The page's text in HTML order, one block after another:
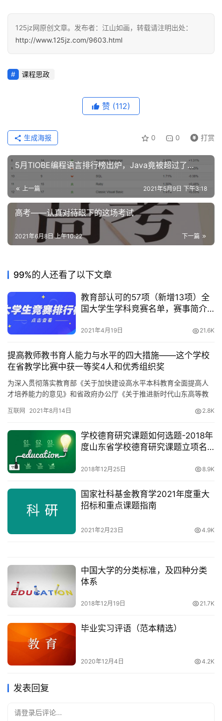
125jz网原创文章。发布者：江山如画，转载请注明出处：
http://www.125jz.com/9603.html
课程思政
赞 (112)
0 0 打赏
生成海报
5月TIOBE编程语言排行榜出炉，Java竟被超过了…
上一篇 2021年5月9日 下午3:18
高考——认真对待眼下的这场考试
下一篇
2021年6月8日 上午10:22
99%的人还看了以下文章
教育部认可的57项（新增13项）全
国大学生学科竞赛名单，赛事简介
2021年4月19日 21.6K
提高教师教书育人能力与水平的四大措施——这个学校
在省教学比赛中获一等奖4人和优秀组织奖
为深入贯彻落实教育部《关于加快建设高水平本科教育全面提高人
才培养能力的意见》和省政府办公厅《关于推进新时代山东高等教
紧紧围绕“以本为本”、“四个回归”，以本科教育改革发展为主线，以
抓手，打出教学团队建设“组合拳”，助力教师教书育人能力与水平的
互联网 2021年8月14日 2.8K
学校德育研究课题如何选题-2018年
度山东省学校德育研究课题立项名
2018年12月25日 8.9K
国家社科基金教育学2021年度重大
招标和重点课题指南
2021年2月23日 4.9K
中国大学的分类标准，及四种分类
体系
2018年12月19日 21.7K
毕业实习评语（范本精选）
2020年12月4日 4.2K
发表回复
请登录后评论...